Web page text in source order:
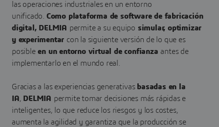
las operaciones industriales en un entorno
unificado. Como plataforma de software de fabricación
digital, DELMIA permite a su equipo simular, optimizar
y experimentar con la siguiente versión de lo que es
posibleen un entorno virtual de confianzaantes de
implementarlo en el mundo real.
Gracias a las experiencias generativas basadas en la
IA, DELMIA permite tomar decisiones más rápidas e
inteligentes, lo que reduce los riesgos y los costes,
aumenta la agilidad y garantiza que la producción se